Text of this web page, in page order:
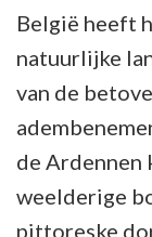
België heeft
natuurlijke
van de
de Ardennen
weelderige
pittoreske